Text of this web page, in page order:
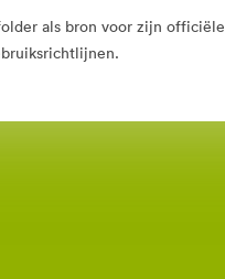
als bron voor zijn officiële